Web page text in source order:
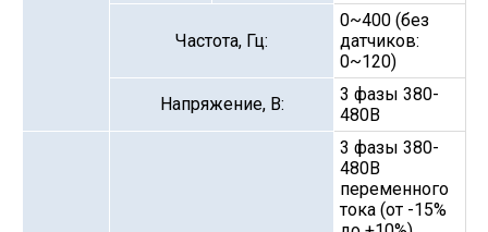
Частота, Гц:
0~400 (без
датчиков:
0~120)
Напряжение, В:
3 фазы 380-
480В
3 фазы 380-
480В
переменного
тока (от -15%